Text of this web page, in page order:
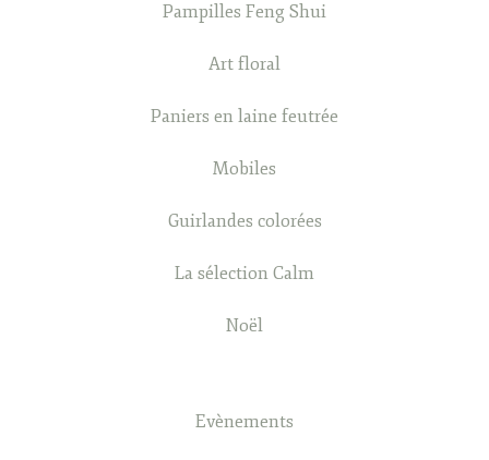
Pampilles Feng Shui
Art floral
Paniers en laine feutrée
Mobiles
Guirlandes colorées
La sélection Calm
Noël
Evènements